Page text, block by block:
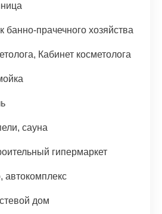
банно-прачечного хозяйства
Кабинет косметолога
сауна
гипермаркет
автокомплекс
дом